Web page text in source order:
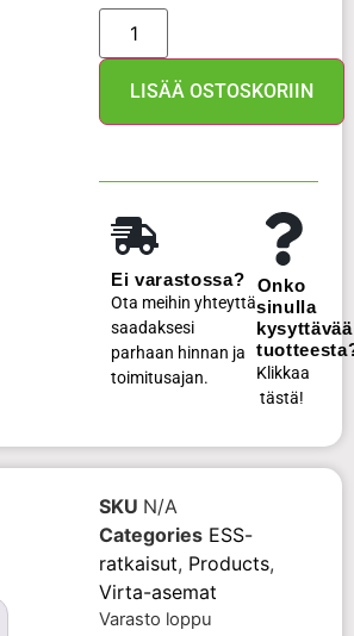
LISÄÄ OSTOSKORIIN
Ei varastossa?
Ota meihin yhteyttä
saadaksesi
parhaan hinnan ja
toimitusajan.
Onko
sinulla
kysyttävää
Klikkaa
tästä!
SKU N/A
Categories ESS-
ratkaisut, Products,
Virta-asemat
Varasto loppu